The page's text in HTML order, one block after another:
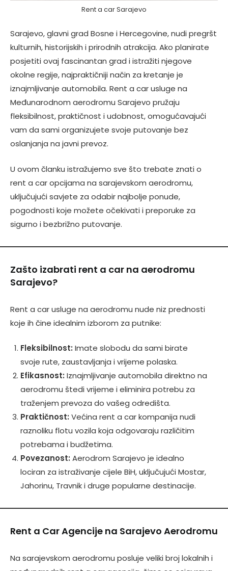
Rent a car Sarajevo
Sarajevo, glavni grad Bosne i Hercegovine, nudi pregršt
kulturnih, historijskih i prirodnih atrakcija. Ako planirate
posjetiti ovaj fascinantan grad i istražiti njegove
okolne regije, najpraktičniji način za kretanje je
iznajmljivanje automobila. Rent a car usluge na
Međunarodnom aerodromu Sarajevo pružaju
fleksibilnost, praktičnost i udobnost, omogućavajući
vam da sami organizujete svoje putovanje bez
oslanjanja na javni prevoz.
U ovom članku istražujemo sve što trebate znati o
rent a car opcijama na sarajevskom aerodromu,
uključujući savjete za odabir najbolje ponude,
pogodnosti koje možete očekivati i preporuke za
sigurno i bezbrižno putovanje.
Zašto izabrati rent a car na aerodromu
Sarajevo?
Rent a car usluge na aerodromu nude niz prednosti
koje ih čine idealnim izborom za putnike:
Fleksibilnost: Imate slobodu da sami birate
svoje rute, zaustavljanja i vrijeme polaska.
Efikasnost: Iznajmljivanje automobila direktno na
aerodromu štedi vrijeme i eliminira potrebu za
traženjem prevoza do vašeg odredišta.
Praktičnost: Većina rent a car kompanija nudi
raznoliku flotu vozila koja odgovaraju različitim
potrebama i budžetima.
Povezanost: Aerodrom Sarajevo je idealno
lociran za istraživanje cijele BiH, uključujući Mostar,
Jahorinu, Travnik i druge popularne destinacije.
Rent a Car Agencije na Sarajevo Aerodromu
Na sarajevskom aerodromu posluje veliki broj lokalnih i